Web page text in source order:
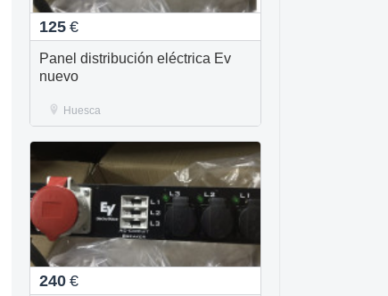
125 €
Panel distribución eléctrica Ev
nuevo
Huesca
240 €